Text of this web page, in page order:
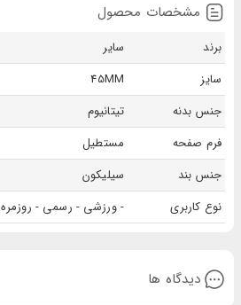
مشخصات محصول
برند
سایر
سایز
45MM
جنس بدنه
تیتانیوم
فرم صفحه
مستطیل
جنس بند
سیلیکون
نوع کاربری
- ورزشی - رسمی - روزمره
دیدگاه ها